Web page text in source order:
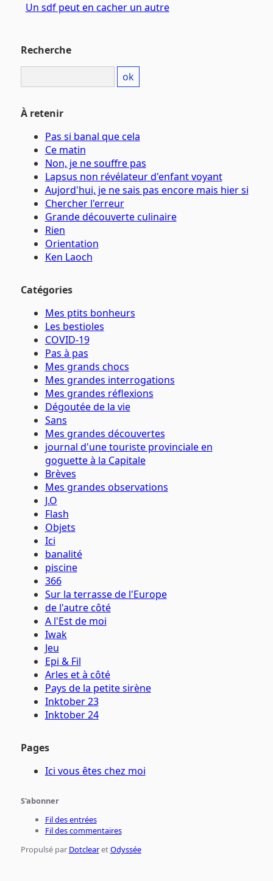
Un sdf peut en cacher un autre
Recherche
À retenir
Pas si banal que cela
Ce matin
Non, je ne souffre pas
Lapsus non révélateur d'enfant voyant
Aujord'hui, je ne sais pas encore mais hier si
Chercher l'erreur
Grande découverte culinaire
Rien
Orientation
Ken Laoch
Catégories
Mes ptits bonheurs
Les bestioles
COVID-19
Pas à pas
Mes grands chocs
Mes grandes interrogations
Mes grandes réflexions
Dégoutée de la vie
Sans
Mes grandes découvertes
journal d'une touriste provinciale en
goguette à la Capitale
Brèves
Mes grandes observations
J.O
Flash
Objets
Ici
banalité
piscine
366
Sur la terrasse de l'Europe
de l'autre côté
A l'Est de moi
Iwak
Jeu
Epi & Fil
Arles et à côté
Pays de la petite sirène
Inktober 23
Inktober 24
Pages
Ici vous êtes chez moi
S'abonner
Fil des entrées
Fil des commentaires
Propulsé par DotclearetOdyssée